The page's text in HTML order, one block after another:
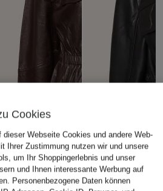
Cookies
dieser Webseite Cookies und andere Web-
Ihrer Zustimmung nutzen wir und unsere
um Ihr Shoppingerlebnis und unser
und Ihnen interessante Werbung auf
Personenbezogene Daten können